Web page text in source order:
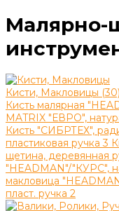
Малярно-
Кисти, Макловицы (30)
Кисть малярная
MATRIX "ЕВРО",
Кисть "СИБРТЕХ",
пластиковая ручка3
щетина, деревянная
"HEADMAN"/"КУРС",
макловица
пласт. ручка 2